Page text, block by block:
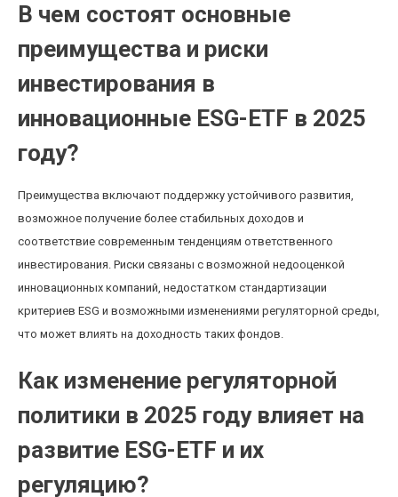
В чем состоят основные
преимущества и риски
инвестирования в
инновационные ESG-ETF в 2025
году?
Преимущества включают поддержку устойчивого развития,
возможное получение более стабильных доходов и
соответствие современным тенденциям ответственного
инвестирования. Риски связаны с возможной недооценкой
инновационных компаний, недостатком стандартизации
критериев ESG и возможными изменениями регуляторной среды,
что может влиять на доходность таких фондов.
Как изменение регуляторной
политики в 2025 году влияет на
развитие ESG-ETF и их
регуляцию?